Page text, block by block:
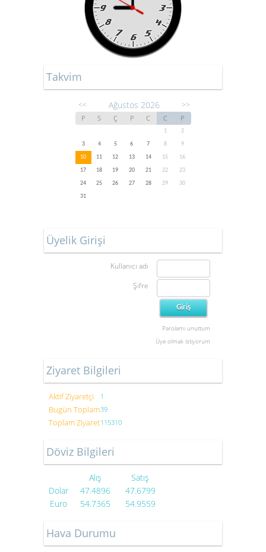
Takvim
<< Ağustos 2026 >>
P S Ç P C C P
1
2
3
4 5 6 7 8
9
10
11 12 13 14 15
16
17
18 19 20 21 22
23
24
25 26 27 28 29
30
31
Üyelik Girişi
Kullanıcı adı
Şifre
Parolamı unuttum
Üye olmak istiyorum
Ziyaret Bilgileri
Aktif Ziyaretçi 1
Bugün Toplam39
Toplam Ziyaret115310
Döviz Bilgileri
Alış
Satış
Dolar
47.4896
47.6799
Euro
54.7365 54.9559
Hava Durumu